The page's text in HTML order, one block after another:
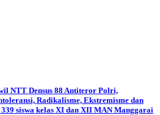
NTT Densus 88 Antiteror Polri,
Radikalisme, Ekstremisme dan
siswa kelas XI dan XII MAN Manggarai